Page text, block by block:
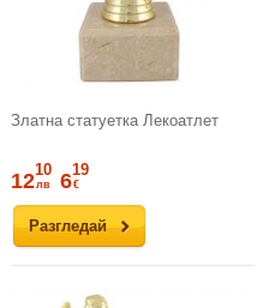
Златна статуетка Лекоатлет
Разгледай
1210
лв 619
€